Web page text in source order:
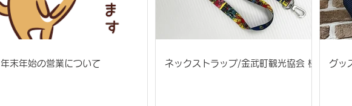
年末年始の営業について ネックストラップ/金武町観光協会 様 グッ